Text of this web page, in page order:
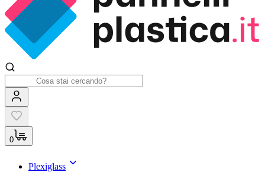
0
Plexiglass